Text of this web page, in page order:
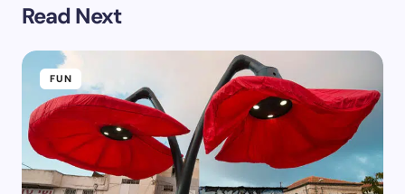
Votre adresse e-mail ne sera pas publiée. Les
Prévenez-moi de tous les nouveaux commentaires par
e-mail.
Prévenez-moi de tous les nouveaux articles par e-
mail.
Read Next
FUN